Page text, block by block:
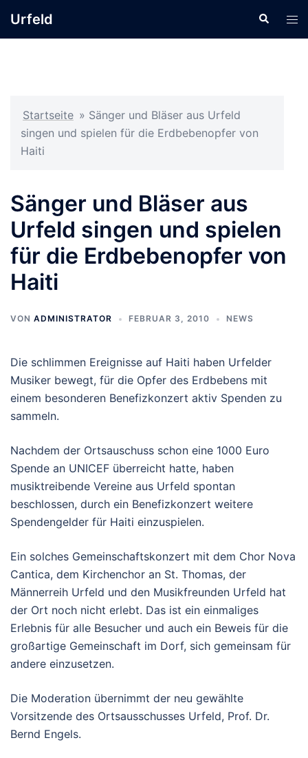
InhaltUrfeld Suche
Startseite » Sänger und Bläser aus Urfeld
singen und spielen für die Erdbebenopfer von
Haiti
Sänger und Bläser aus
Urfeld singen und spielen
für die Erdbebenopfer von
Haiti
VON ADMINISTRATOR FEBRUAR 3, 2010 NEWS
Die schlimmen Ereignisse auf Haiti haben Urfelder
Musiker bewegt, für die Opfer des Erdbebens mit
einem besonderen Benefizkonzert aktiv Spenden zu
sammeln.
Nachdem der Ortsauschuss schon eine 1000 Euro
Spende an UNICEF überreicht hatte, haben
musiktreibende Vereine aus Urfeld spontan
beschlossen, durch ein Benefizkonzert weitere
Spendengelder für Haiti einzuspielen.
Ein solches Gemeinschaftskonzert mit dem Chor Nova
Cantica, dem Kirchenchor an St. Thomas, der
Männerreih Urfeld und den Musikfreunden Urfeld hat
der Ort noch nicht erlebt. Das ist ein einmaliges
Erlebnis für alle Besucher und auch ein Beweis für die
großartige Gemeinschaft im Dorf, sich gemeinsam für
andere einzusetzen.
Die Moderation übernimmt der neu gewählte
Vorsitzende des Ortsausschusses Urfeld, Prof. Dr.
Bernd Engels.